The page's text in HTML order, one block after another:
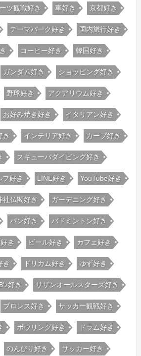
ツ観戦好き 車好き 京都好き
テーマパーク好き 国内旅行好き
コーヒー好き 韓国好き
ガンダム好き ショッピング好き
野球好き アクアリウム好き
お好み焼き好き イタリアン好き
き インテリア好き カープ好き
スキューバダイビング好き
フ好き LINE好き YouTube好き
社仏閣好き ガーデニング好き
パン好き バドミントン好き
き ビール好き カフェ好き
き ドリカム好き ゆず好き
好き サザンオールスターズ好き
プロレス好き サッカー観戦好き
ボウリング好き ドラム好き
のんびり好き サッカー好き